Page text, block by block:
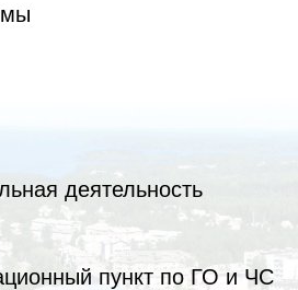
деятельность
пункт по ГО и ЧС